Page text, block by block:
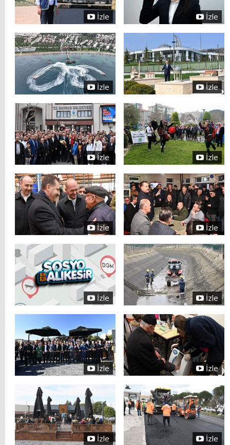
İzle İzle
İzle İzle
İzle İzle
İzle İzle
İzle İzle
İzle İzle
İzle İzle